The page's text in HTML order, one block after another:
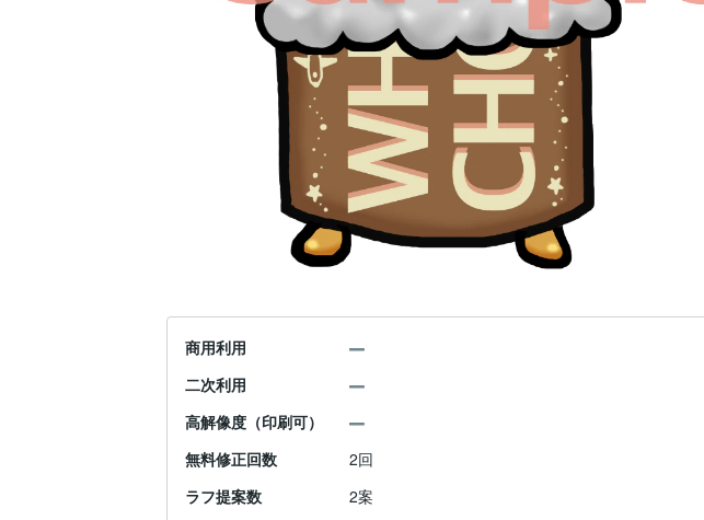
商用利用
二次利用
高解像度（印刷可）
無料修正回数
2回
ラフ提案数
2案